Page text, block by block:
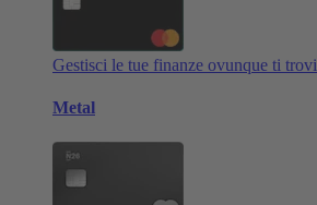
Gestisci le tue finanze ovunque ti trovi
Metal